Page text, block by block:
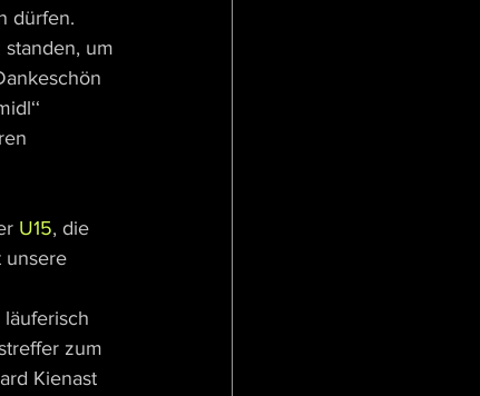
dürfen.
um
U15, die
unsere
zum
Kienast